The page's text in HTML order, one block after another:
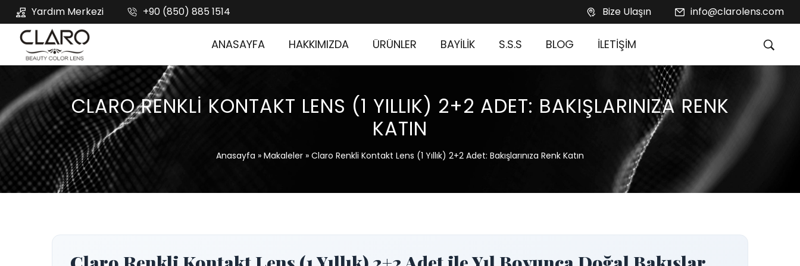
Yardım Merkezi +90 (850) 885 1514 Bize Ulaşın info@clarolens.com
ANASAYFA HAKKIMIZDA ÜRÜNLER BAYİLİK S.S.S BLOG İLETİŞİM
CLARO RENKLI KONTAKT LENS (1 YILLIK) 2+2 ADET: BAKIŞLARINIZA RENK
KATIN
Anasayfa » Makaleler » Claro Renkli Kontakt Lens (1 Yıllık) 2+2 Adet: Bakışlarınıza Renk Katın